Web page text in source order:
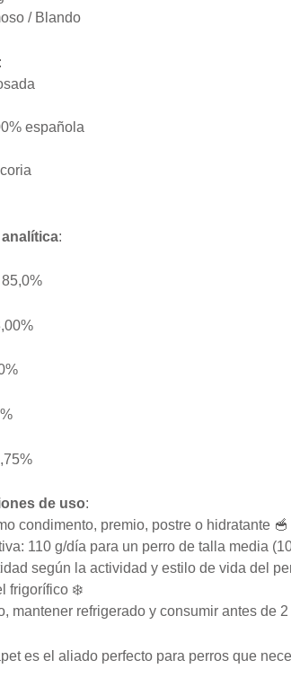
/ Blando
:
española
:
de uso:
condimento, premio, postre o hidratante 🥣
110 g/día para un perro de talla media
según la actividad y estilo de vida del
frigorífico ❄️
mantener refrigerado y consumir antes de
es el aliado perfecto para perros que